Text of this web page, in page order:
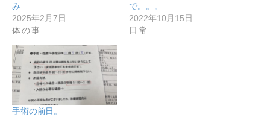
み
2025年2月7日
体の事
で。。。
2022年10月15日
日常
手術の前日。